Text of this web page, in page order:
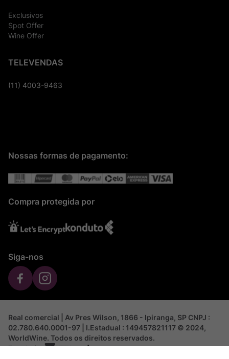
Exclusivos
Spot Offer
Wine Offer
TELEVENDAS
(11) 4003-9463
Nossas formas de pagamento:
Compra protegida por
Siga-nos
Real comercial | Av Pres Wilson, 1866 - Ipiranga, SP CNPJ :
02.780.640.0001-97 | I.Estadual : 149457821117 © 2024,
WorldWine. Todos os direitos reservados.